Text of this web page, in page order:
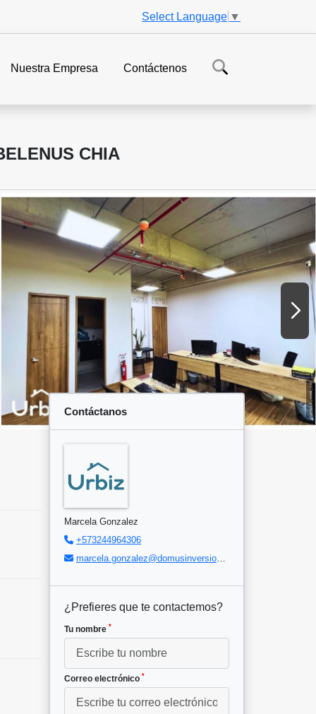
Select Language ▼
Nuestra Empresa Contáctenos
CHIA
Contáctanos
Marcela Gonzalez
+573244964306
marcela.gonzalez@domusinversiones.com
¿Prefieres que te contactemos?
Tu nombre *
Correo electrónico *